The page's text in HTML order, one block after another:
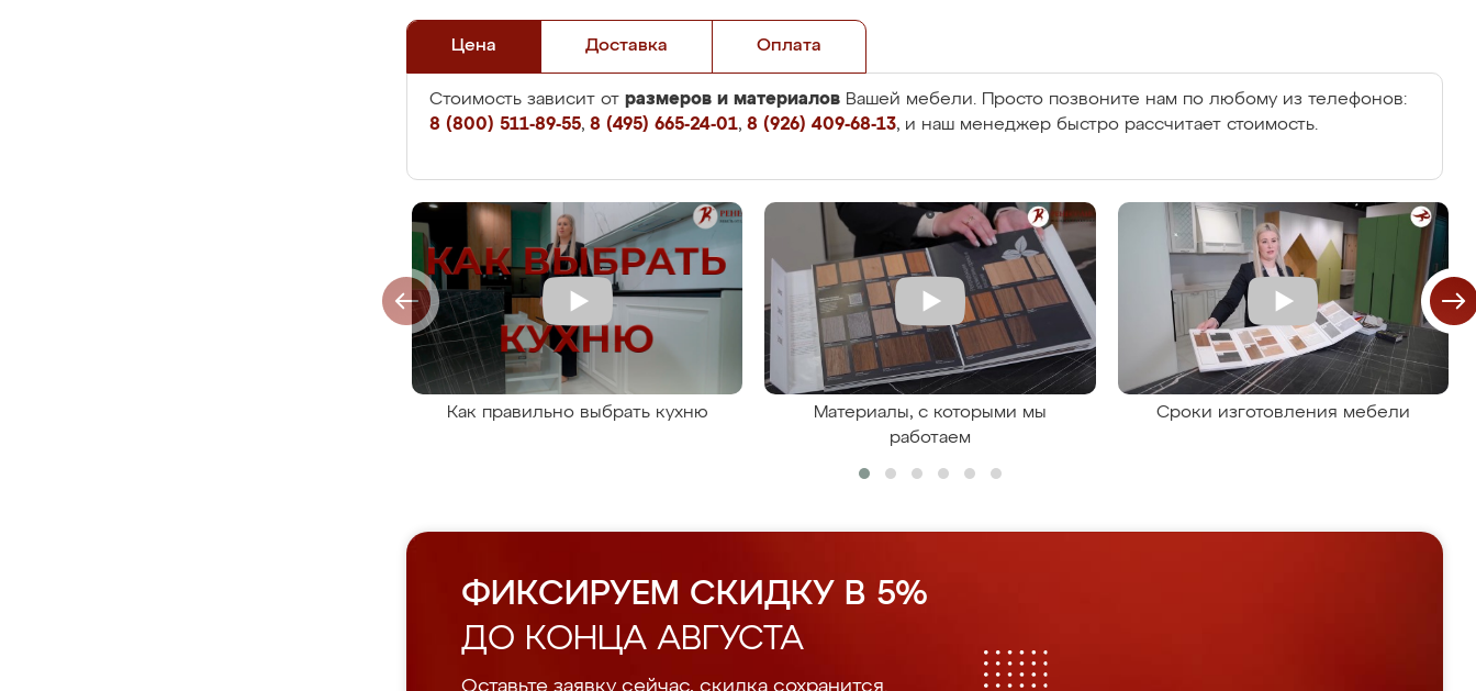
Цена Доставка Оплата
Стоимость зависит от размеров и материалов Вашей мебели. Просто позвоните нам по любому из телефонов:
8 (800) 511-89-55, 8 (495) 665-24-01, 8 (926) 409-68-13, и наш менеджер быстро рассчитает стоимость.
Как правильно выбрать кухню
Материалы, с которыми мы
работаем
Сроки изготовления мебели
ФИКСИРУЕМ СКИДКУ В 5%
ДО КОНЦА АВГУСТА
Оставьте заявку сейчас, скидка сохранится.